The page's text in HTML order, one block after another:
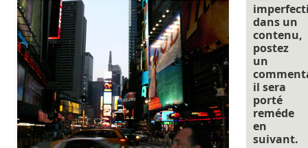
dans un
contenu,
postez
un
il sera
porté
reméde
en
suivant.